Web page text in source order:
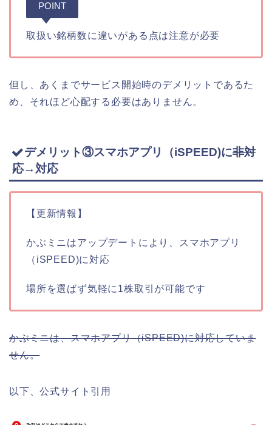
POINT
取扱い銘柄数に違いがある点は注意が必要
但し、あくまでサービス開始時のデメリットであるた
め、それほど心配する必要はありません。
デメリット③スマホアプリ（iSPEED)に非対
応→対応
【更新情報】
かぶミニはアップデートにより、スマホアプリ
（iSPEED)に対応
場所を選ばず気軽に1株取引が可能です
かぶミニは、スマホアプリ（iSPEED)に対応していま
せん。
以下、公式サイト引用